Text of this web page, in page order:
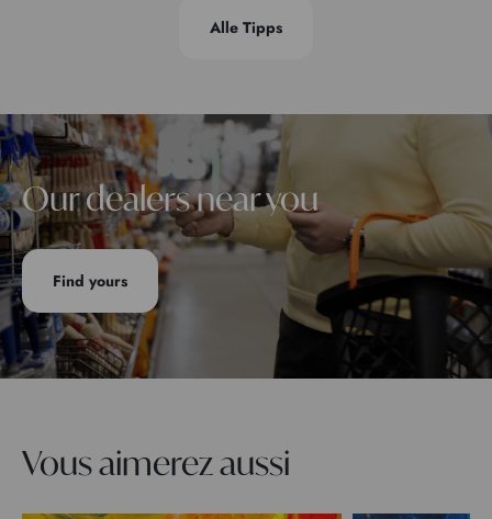
Alle Tipps
Our dealers near you
Find yours
Vous aimerez aussi